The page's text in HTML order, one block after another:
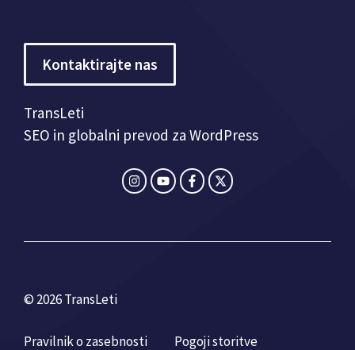
Kontaktirajte nas
TransLeti
SEO in globalni prevod za WordPress
© 2026 TransLeti
Pravilnik o zasebnosti Pogoji storitve